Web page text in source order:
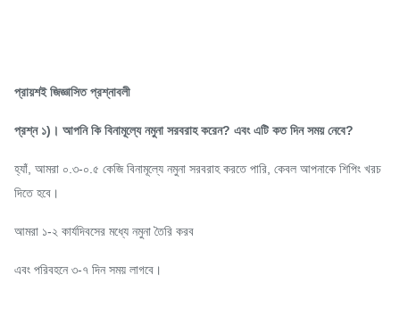
প্রায়শই জিজ্ঞাসিত প্রশ্নাবলী
প্রশ্ন ১)। আপনি কি বিনামূল্যে নমুনা সরবরাহ করেন? এবং এটি কত দিন সময় নেবে?
হ্যাঁ, আমরা ০.৩-০.৫ কেজি বিনামূল্যে নমুনা সরবরাহ করতে পারি, কেবল আপনাকে শিপিং খরচ
দিতে হবে।
আমরা ১-২ কার্যদিবসের মধ্যে নমুনা তৈরি করব
এবং পরিবহনে ৩-৭ দিন সময় লাগবে।